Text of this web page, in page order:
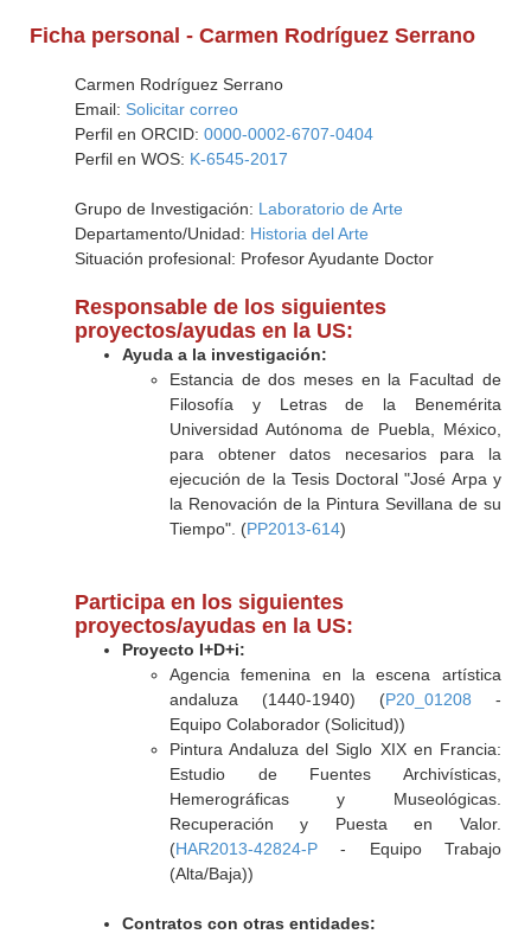
Ficha personal - Carmen Rodríguez Serrano
Carmen Rodríguez Serrano
Email: Solicitar correo
Perfil en ORCID: 0000-0002-6707-0404
Perfil en WOS: K-6545-2017
Grupo de Investigación: Laboratorio de Arte
Departamento/Unidad: Historia del Arte
Situación profesional: Profesor Ayudante Doctor
Responsable de los siguientes
proyectos/ayudas en la US:
Ayuda a la investigación:
Estancia de dos meses en la Facultad de
Filosofía y Letras de la Benemérita
Universidad Autónoma de Puebla, México,
para obtener datos necesarios para la
ejecución de la Tesis Doctoral "José Arpa y
la Renovación de la Pintura Sevillana de su
Tiempo". (PP2013-614)
Participa en los siguientes
proyectos/ayudas en la US:
Proyecto I+D+i:
Agencia femenina en la escena artística
andaluza (1440-1940) (P20_01208 -
Equipo Colaborador (Solicitud))
Pintura Andaluza del Siglo XIX en Francia:
Estudio de Fuentes Archivísticas,
Hemerográficas y Museológicas.
Recuperación y Puesta en Valor.
(HAR2013-42824-P- Equipo Trabajo
(Alta/Baja))
Contratos con otras entidades: